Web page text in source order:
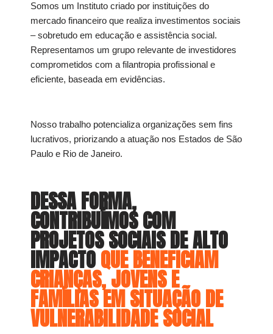
Somos um Instituto criado por instituições do
mercado financeiro que realiza investimentos sociais
– sobretudo em educação e assistência social.
Representamos um grupo relevante de investidores
comprometidos com a filantropia profissional e
eficiente, baseada em evidências.
Nosso trabalho potencializa organizações sem fins
lucrativos, priorizando a atuação nos Estados de São
Paulo e Rio de Janeiro.
DESSA FORMA,
CONTRIBUÍMOS COM
PROJETOS SOCIAIS DE ALTO
IMPACTOQUE BENEFICIAM
CRIANÇAS, JOVENS E
FAMÍLIAS EM SITUAÇÃO DE
VULNERABILIDADE SOCIAL